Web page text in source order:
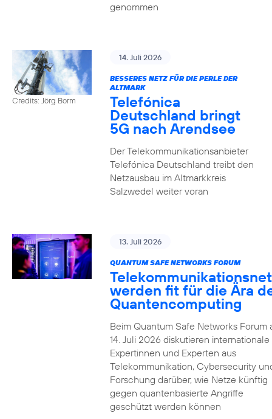
genommen
Credits: Jörg Borm
14. Juli 2026
BESSERES NETZ FÜR DIE PERLE DER
ALTMARK
Telefónica
Deutschland bringt
5G nach Arendsee
Der Telekommunikationsanbieter
Telefónica Deutschland treibt den
Netzausbau im Altmarkkreis
Salzwedel weiter voran
13. Juli 2026
QUANTUM SAFE NETWORKS FORUM
werden fit für die Ära
Quantencomputing
Beim Quantum Safe Networks Forum
14. Juli 2026 diskutieren internationale
Expertinnen und Experten aus
Telekommunikation, Cybersecurity
Forschung darüber, wie Netze künftig
gegen quantenbasierte Angriffe
geschützt werden können